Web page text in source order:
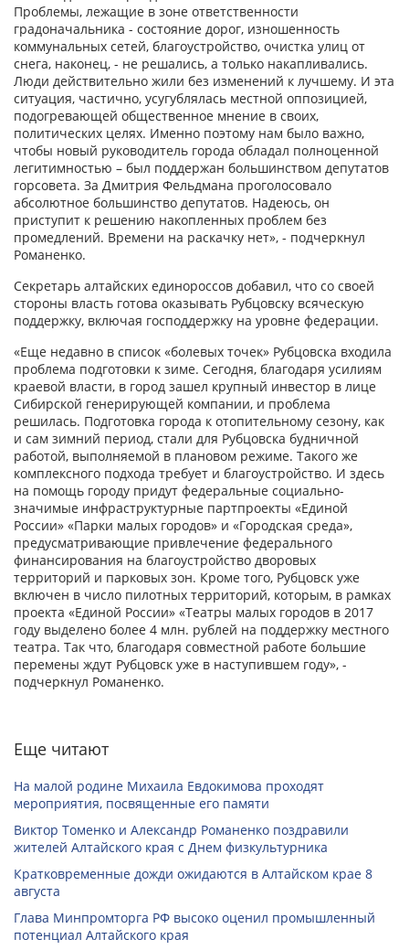
Проблемы, лежащие в зоне ответственности
градоначальника - состояние дорог, изношенность
коммунальных сетей, благоустройство, очистка улиц от
снега, наконец, - не решались, а только накапливались.
Люди действительно жили без изменений к лучшему. И эта
ситуация, частично, усугублялась местной оппозицией,
подогревающей общественное мнение в своих,
политических целях. Именно поэтому нам было важно,
чтобы новый руководитель города обладал полноценной
легитимностью – был поддержан большинством депутатов
горсовета. За Дмитрия Фельдмана проголосовало
абсолютное большинство депутатов. Надеюсь, он
приступит к решению накопленных проблем без
промедлений. Времени на раскачку нет», - подчеркнул
Романенко.
Секретарь алтайских единороссов добавил, что со своей
стороны власть готова оказывать Рубцовску всяческую
поддержку, включая господдержку на уровне федерации.
«Еще недавно в список «болевых точек» Рубцовска входила
проблема подготовки к зиме. Сегодня, благодаря усилиям
краевой власти, в город зашел крупный инвестор в лице
Сибирской генерирующей компании, и проблема
решилась. Подготовка города к отопительному сезону, как
и сам зимний период, стали для Рубцовска будничной
работой, выполняемой в плановом режиме. Такого же
комплексного подхода требует и благоустройство. И здесь
на помощь городу придут федеральные социально-
значимые инфраструктурные партпроекты «Единой
России» «Парки малых городов» и «Городская среда»,
предусматривающие привлечение федерального
финансирования на благоустройство дворовых
территорий и парковых зон. Кроме того, Рубцовск уже
включен в число пилотных территорий, которым, в рамках
проекта «Единой России» «Театры малых городов в 2017
году выделено более 4 млн. рублей на поддержку местного
театра. Так что, благодаря совместной работе большие
перемены ждут Рубцовск уже в наступившем году», -
подчеркнул Романенко.
Еще читают
На малой родине Михаила Евдокимова проходят
мероприятия, посвященные его памяти
Виктор Томенко и Александр Романенко поздравили
жителей Алтайского края с Днем физкультурника
Кратковременные дожди ожидаются в Алтайском крае 8
августа
Глава Минпромторга РФ высоко оценил промышленный
потенциал Алтайского края